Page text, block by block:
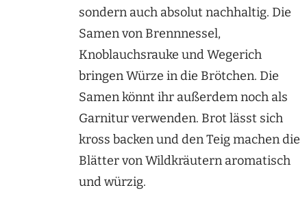
sondern auch absolut nachhaltig. Die
Samen von Brennnessel,
Knoblauchsrauke und Wegerich
bringen Würze in die Brötchen. Die
Samen könnt ihr außerdem noch als
Garnitur verwenden. Brot lässt sich
kross backen und den Teig machen die
Blätter von Wildkräutern aromatisch
und würzig.